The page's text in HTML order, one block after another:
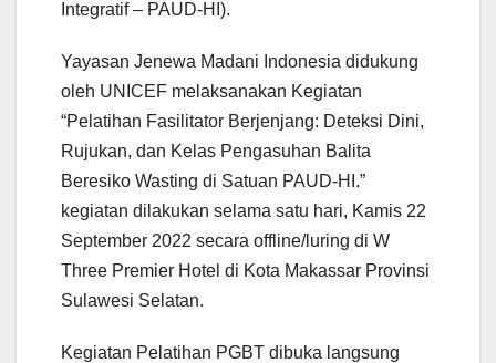
Integratif – PAUD-HI).
Yayasan Jenewa Madani Indonesia didukung
oleh UNICEF melaksanakan Kegiatan
“Pelatihan Fasilitator Berjenjang: Deteksi Dini,
Rujukan, dan Kelas Pengasuhan Balita
Beresiko Wasting di Satuan PAUD-HI.”
kegiatan dilakukan selama satu hari, Kamis 22
September 2022 secara offline/luring di W
Three Premier Hotel di Kota Makassar Provinsi
Sulawesi Selatan.
Kegiatan Pelatihan PGBT dibuka langsung